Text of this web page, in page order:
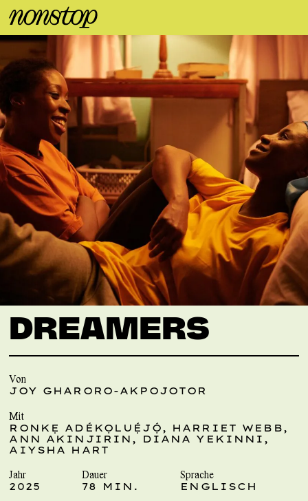
DREAMERS
Von
JOY GHARORO-AKPOJOTOR
Mit
RONKẸ ADÉKỌLUẸ́JỌ́, HARRIET WEBB,
ANN AKINJIRIN, DIANA YEKINNI,
AIYSHA HART
Jahr
2025
Dauer
78 MIN.
Sprache
ENGLISCH